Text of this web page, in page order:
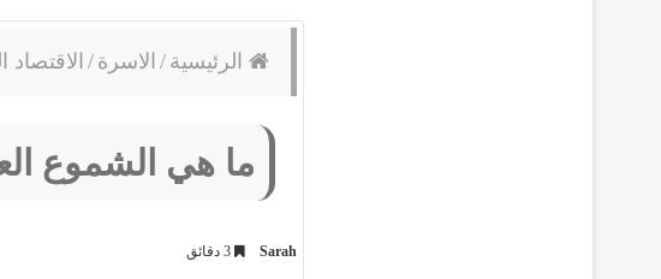
الرئيسية / الاسرة / الاقتصاد
ما هي الشموع
Sarah